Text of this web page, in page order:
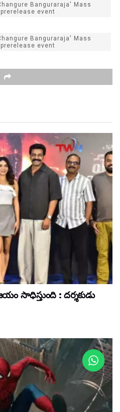
Banguraraja' Mass
event
Banguraraja' Mass
event
సాధిస్తుంది : దర్శకుడు